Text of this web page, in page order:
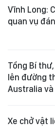
Vĩnh Long:
quan vụ
Tổng Bí
lên đường
Australia và
Xe chở vật